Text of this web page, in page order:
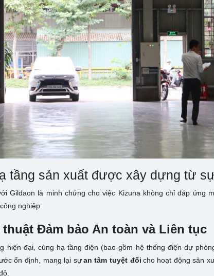
tầng sản xuất được xây dựng từ
Gildaon là minh chứng cho việc Kizuna không chỉ đáp ứng
nghiệp:
thuật Đảm bảo An toàn và Liên tục
hiện đại, cùng hạ tầng điện (bao gồm hệ thống điện dự
ổn định, mang lại sựan tâm tuyệt đối cho hoạt động sản